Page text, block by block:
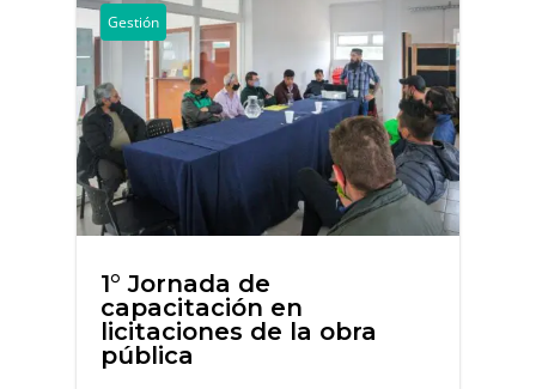
Gestión
1° Jornada de
capacitación en
licitaciones de la obra
pública